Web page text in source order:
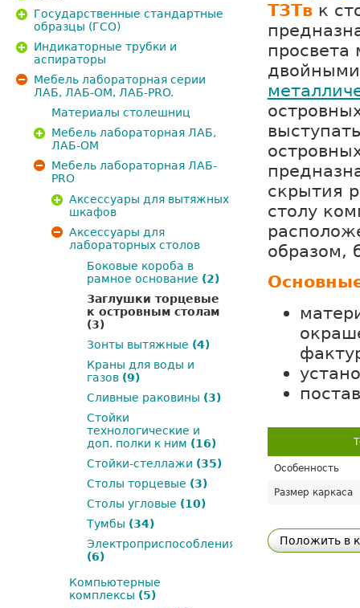
ТЗТв к
скрытия
столу
образом,
Особенность
Размер каркаса
Положить в
Государственные стандартные
образцы (ГСО)
Индикаторные трубки и
аспираторы
Мебель лабораторная серии
ЛАБ, ЛАБ-ОМ, ЛАБ-PRO.
Материалы столешниц
Мебель лабораторная ЛАБ,
ЛАБ-ОМ
Мебель лабораторная ЛАБ-
PRO
Аксессуары для вытяжных
шкафов
Аксессуары для
лабораторных столов
Боковые короба в
рамное основание (2)
Заглушки торцевые
к островным столам
(3)
Зонты вытяжные (4)
Краны для воды и
газов (9)
Сливные раковины (3)
Стойки
технологические и
доп. полки к ним (16)
Стойки-стеллажи (35)
Столы торцевые (3)
Столы угловые (10)
Тумбы (34)
Электроприспособления
(6)
Компьютерные
комплексы (5)